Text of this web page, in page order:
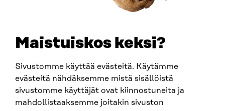
Maistuiskos keksi?
Sivustomme käyttää evästeitä. Käytämme
evästeitä nähdäksemme mistä sisällöistä
sivustomme käyttäjät ovat kiinnostuneita ja
mahdollistaaksemme joitakin sivuston
fornamn.efternamn@sitra.fi
SITRA PÅ SOCIALA MEDIER